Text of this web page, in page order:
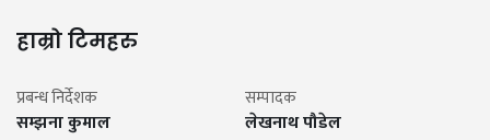
हाम्रो टिमहरु
प्रबन्ध निर्देशक
सम्झना कुमाल
सम्पादक
लेखनाथ पौडेल